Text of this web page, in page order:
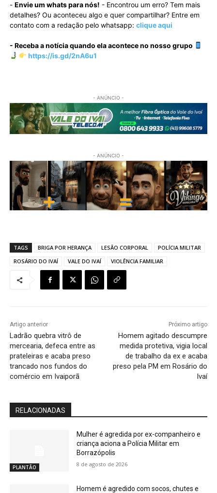
- Envie um whats para nós! - Encontrou um erro? Tem mais
detalhes? Ou aconteceu algo e quer compartilhar? Entre em
contato com a redação pelo whatsapp: clique aqui
- Receba a notícia quando ela acontece no nosso grupo
https://is.gd/2nA6u1
- ANÚNCIO -
- ANÚNCIO -
TAGS BRIGA POR HERANÇA LESÃO CORPORAL
POLÍCIA MILITAR
ROSÁRIO DO IVAÍ
VALE DO IVAÍ VIOLÊNCIA FAMILIAR
Artigo anterior
Ladrão quebra vitrô de
mercearia, defeca entre as
prateleiras e acaba preso
trancado nos fundos do
comércio em Ivaiporã
Próximo artigo
Homem agitado descumpre
medida protetiva, vigia local
de trabalho da ex e acaba
preso pela PM em Rosário do
Ivaí
RELACIONADAS
PLANTÃO
Mulher é agredida por ex-companheiro e
criança aciona a Polícia Militar em
Borrazópolis
8 de agosto de 2026
Homem é agredido com socos, chutes e